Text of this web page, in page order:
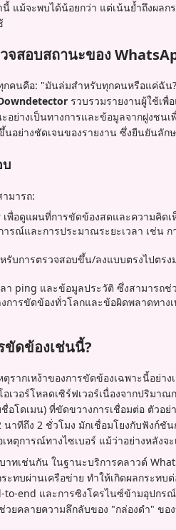
แม้จะพบได้น้อยกว่า แต่เน้นย้ำถึงผลก
จสอบสถานะของ
ทุกคนคือ: "มันล่มสำหรับทุกคนหรือแค่ฉั
รวบรวมรายงานผู้ใช้เ
อย่างเป็นทางการและข้อมูลจากฝูงชน
นอย่างชัดเจนของรายงาน ซึ่งยืนยันลั
มารถ:
พื่อดูแผนที่การขัดข้องสดและความคิดเ
รณ์และการประมาณระยะเวลา เช่น
บการตรวจสอบขึ้น/ลงแบบตรงไปตรง
า ping และข้อมูลประวัติ ซึ่งสามารถ
งการขัดข้องทั่วโลกและข้อผิดพลาดทา
ขัดข้องเช่นนี้?
รากเหง้าของการขัดข้องเฉพาะนี้อย่า
เวอร์โหลดเซิร์ฟเวอร์เนื่องจากปริมา
โดเมน) ที่ขัดขวางการเชื่อมต่อ ตัวอ
าทีถึง 2 ชั่วโมง มักเชื่อมโยงกับฟังก์ชั
หตุการณ์ทางไซเบอร์ แม้ว่าอย่างหลังจ
ทเช่นกัน ในฐานะบริการคลาวด์
ทบผ่านเครือข่าย ทำให้เกิดผลกระทบ
end และการซิงโครไนซ์ข้ามอุปกร
วยคลายความลึกลับของ "กล่องดำ" ขอ